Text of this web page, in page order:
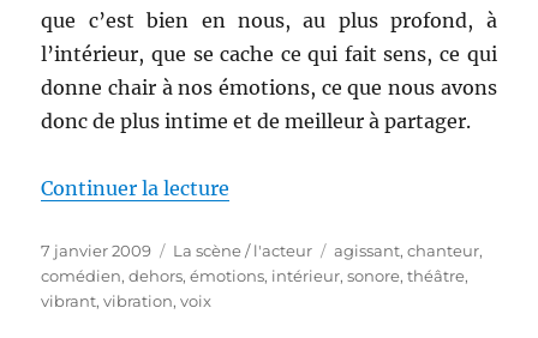
que c’est bien en nous, au plus profond, à
l’intérieur, que se cache ce qui fait sens, ce qui
donne chair à nos émotions, ce que nous avons
donc de plus intime et de meilleur à partager.
Continuer la lecture
Publié
le
7 janvier 2009 Catégories
La scène / l'acteur Étiquettes
agissant,chanteur,
comédien,dehors,émotions, intérieur,sonore,théâtre,
vibrant,vibration,voix